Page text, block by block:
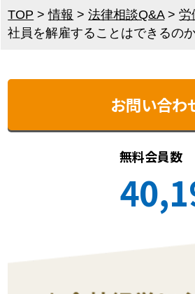
TOP >情報 >法律相談Q&A>労
社員を解雇することはできるの
お問い合わ
無料会員数